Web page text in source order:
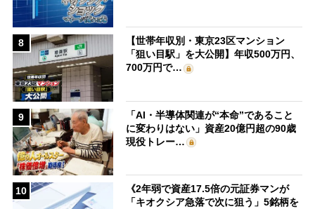
8
【世帯年収別・東京23区マンション
「狙い目駅」を大公開】年収500万円、
700万円で…
9
「AI・半導体関連が“本命”であること
に変わりはない」資産20億円超の90歳
現役トレー…
10
《2年弱で資産17.5倍の元証券マンが
「キオクシア急落で次に狙う」5銘柄を